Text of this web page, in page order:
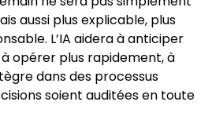
aussi plus explicable, plus
L’IA aidera à anticiper
opérer plus rapidement, à
dans des processus
soient auditées en toute